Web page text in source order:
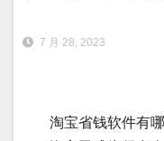
7 月 28, 2023
淘宝省钱软件有